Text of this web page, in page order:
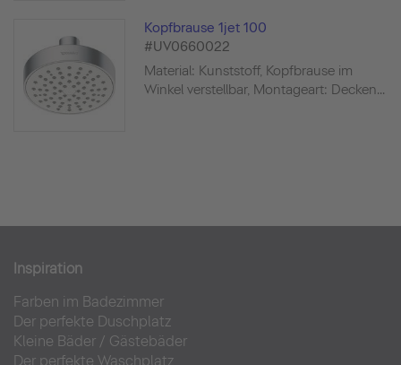
Kopfbrause 1jet 100
#UV0660022
Material: Kunststoff, Kopfbrause im
Winkel verstellbar, Montageart: Decken...
Inspiration
Farben im Badezimmer
Der perfekte Duschplatz
Kleine Bäder / Gästebäder
Der perfekte Waschplatz